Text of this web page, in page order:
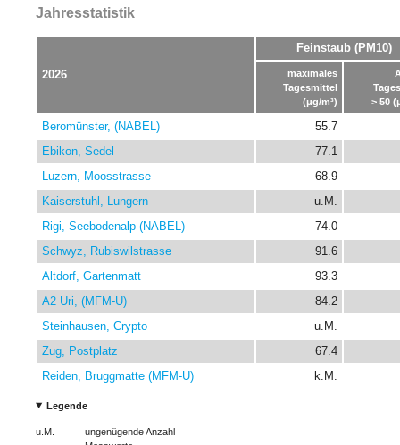
Jahresstatistik
2026
Feinstaub (PM10)
maximales
Tagesmittel
(μg/m³)
> 50
Beromünster, (NABEL)
55.7
Ebikon, Sedel
77.1
Luzern, Moosstrasse
68.9
Kaiserstuhl, Lungern
u.M.
Rigi, Seebodenalp (NABEL)
74.0
Schwyz, Rubiswilstrasse
91.6
Altdorf, Gartenmatt
93.3
A2 Uri, (MFM-U)
84.2
Steinhausen, Crypto
u.M.
Zug, Postplatz
67.4
Reiden, Bruggmatte (MFM-U)
k.M.
Legende
u.M.
ungenügende Anzahl